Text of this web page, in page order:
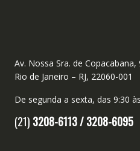
Av. Nossa Sra. de
Rio de Janeiro – RJ, 22060-001
De segunda a sexta, das 9:30
(21) 3208-6113 /3208-6095